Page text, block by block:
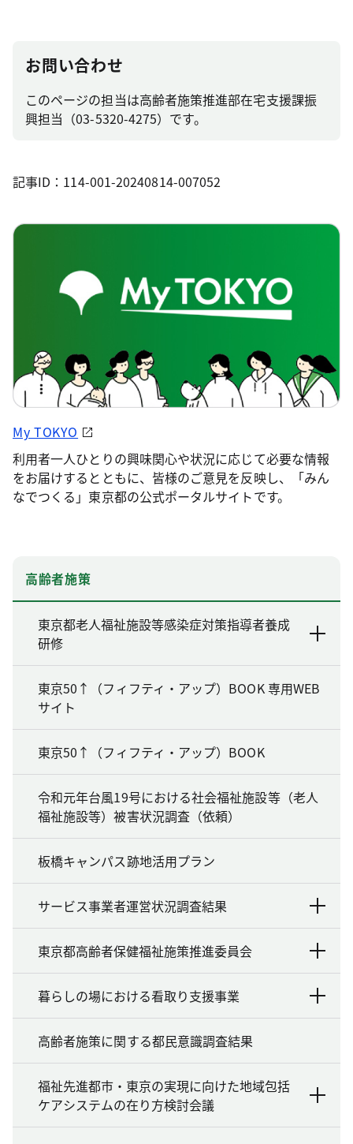
お問い合わせ
このページの担当は高齢者施策推進部在宅支援課振
興担当（03-5320-4275）です。
記事ID：114-001-20240814-007052
My TOKYO
利用者一人ひとりの興味関心や状況に応じて必要な情報
をお届けするとともに、皆様のご意見を反映し、「みん
なでつくる」東京都の公式ポータルサイトです。
高齢者施策
東京都老人福祉施設等感染症対策指導者養成
研修
東京50↑（フィフティ・アップ）BOOK 専用WEB
サイト
東京50↑（フィフティ・アップ）BOOK
令和元年台風19号における社会福祉施設等（老人
福祉施設等）被害状況調査（依頼）
板橋キャンパス跡地活用プラン
サービス事業者運営状況調査結果
東京都高齢者保健福祉施策推進委員会
暮らしの場における看取り支援事業
高齢者施策に関する都民意識調査結果
福祉先進都市・東京の実現に向けた地域包括
ケアシステムの在り方検討会議